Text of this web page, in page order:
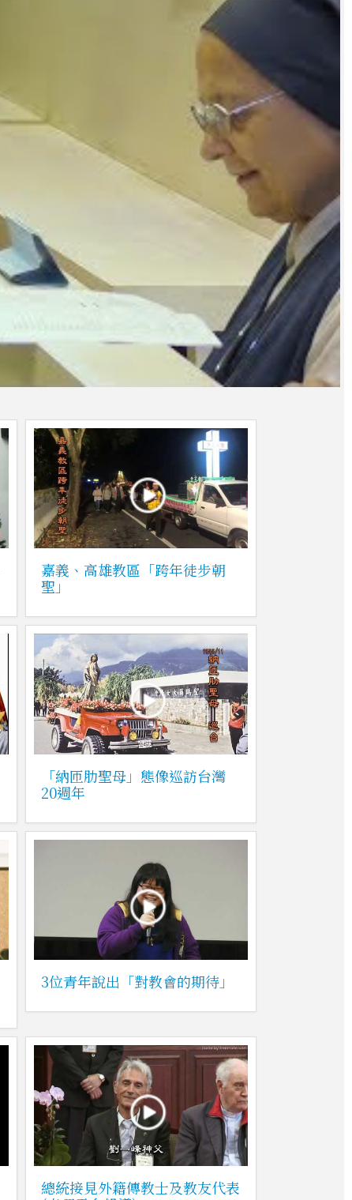
嘉義、高雄教區「跨年徒步朝
聖」
「納匝肋聖母」態像巡訪台灣
20週年
3位青年說出「對教會的期待」
總統接見外籍傳教士及教友代表